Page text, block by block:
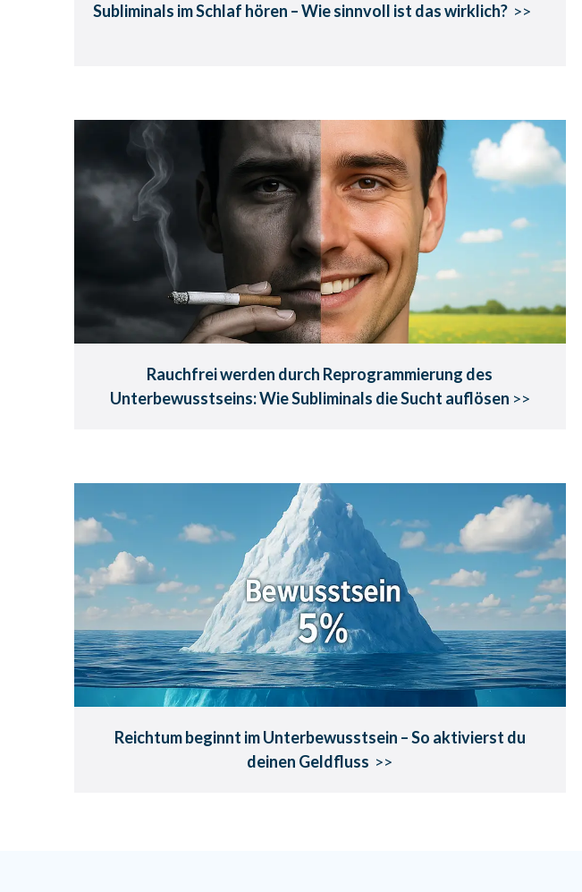
Subliminals im Schlaf hören – Wie sinnvoll ist das wirklich?>>
Rauchfrei werden durch
Reprogrammierung des
Unterbewusstseins:
Wie Silent Subliminals die Sucht auflösen
Endlich Nichtraucher-Freiheit genießen!
Rauchfrei werden durch Reprogrammierung des
Unterbewusstseins: Wie Subliminals die Sucht auflösen >>
Reichtum beginnt im Unterbewusstsein
– So aktivierst du deinen Geldfluss.
Wohlstand beginnt mit der inneren Ausrichtung.
Reichtum beginnt im Unterbewusstsein – So aktivierst du
deinen Geldfluss >>